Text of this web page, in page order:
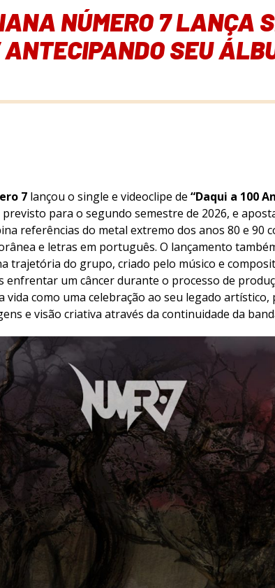
NÚMERO 7 LANÇA
SEU
7 lançou o single e videoclipe de “Daqui a 100
para o segundo semestre de 2026, e
referências do metal extremo dos anos 80 e 90
e letras em português. O lançamento
trajetória do grupo, criado pelo músico e
enfrentar um câncer durante o processo de
vida como uma celebração ao seu legado artístico,
e visão criativa através da continuidade da